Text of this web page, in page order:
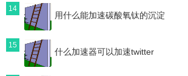
14
用什么能加速碳酸氧钛的沉淀
15
什么加速器可以加速twitter